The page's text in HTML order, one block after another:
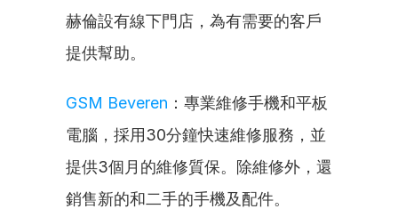
赫倫設有線下門店，為有需要的客戶
提供幫助。
GSM Beveren ：專業維修手機和平板
電腦，採用30分鐘快速維修服務，並
提供3個月的維修質保。除維修外，還
銷售新的和二手的手機及配件。